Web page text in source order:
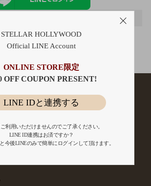
みでないお客様
ポイント還元
STELLAR HOLLYWOOD
Official LINE Account
ONLINE STORE限定
OFF COUPON PRESENT!
LINE IDと連携する
利用いただけませんのでご了承ください。
LINE ID連携はお済ですか？
今後LINEのみで簡単にログインして頂けます。